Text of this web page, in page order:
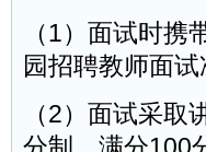
（1）面试时
园招聘教师面试
（2）面试采